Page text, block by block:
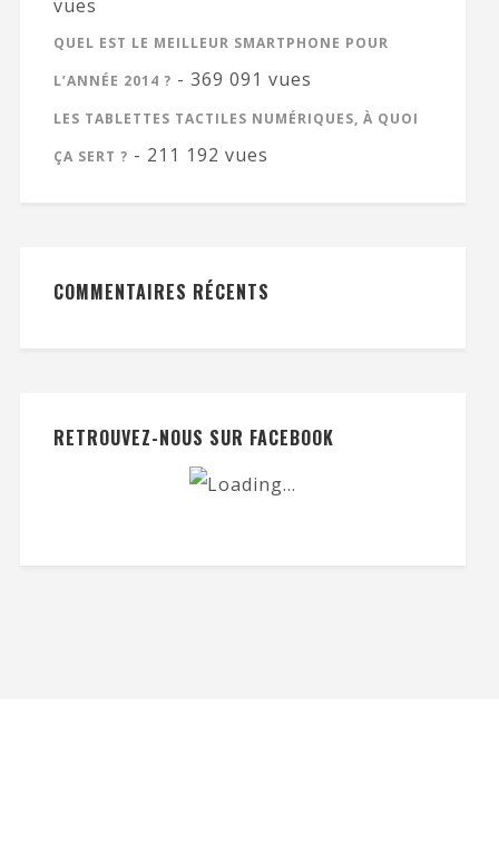
vues
QUEL EST LE MEILLEUR SMARTPHONE POUR
L’ANNÉE 2014 ? - 369 091 vues
LES TABLETTES TACTILES NUMÉRIQUES, À QUOI
ÇA SERT ? - 211 192 vues
COMMENTAIRES RÉCENTS
RETROUVEZ-NOUS SUR FACEBOOK